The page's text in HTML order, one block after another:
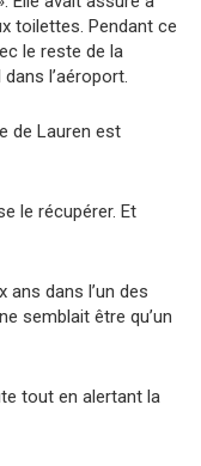
toilettes. Pendant ce
le reste de la
l’aéroport.
de Lauren est
le récupérer. Et
ans dans l’un des
semblait être qu’un
tout en alertant la